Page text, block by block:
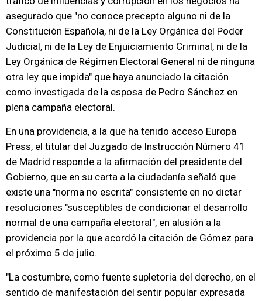
asegurado que "no conoce precepto alguno ni de la
Constitución Española, ni de la Ley Orgánica del Poder
Judicial, ni de la Ley de Enjuiciamiento Criminal, ni de la
Ley Orgánica de Régimen Electoral General ni de ninguna
otra ley que impida" que haya anunciado la citación
como investigada de la esposa de Pedro Sánchez en
plena campaña electoral.
En una providencia, a la que ha tenido acceso Europa
Press, el titular del Juzgado de Instrucción Número 41
de Madrid responde a la afirmación del presidente del
Gobierno, que en su carta a la ciudadanía señaló que
existe una "norma no escrita" consistente en no dictar
resoluciones "susceptibles de condicionar el desarrollo
normal de una campaña electoral", en alusión a la
providencia por la que acordó la citación de Gómez para
el próximo 5 de julio.
"La costumbre, como fuente supletoria del derecho, en el
sentido de manifestación del sentir popular expresada